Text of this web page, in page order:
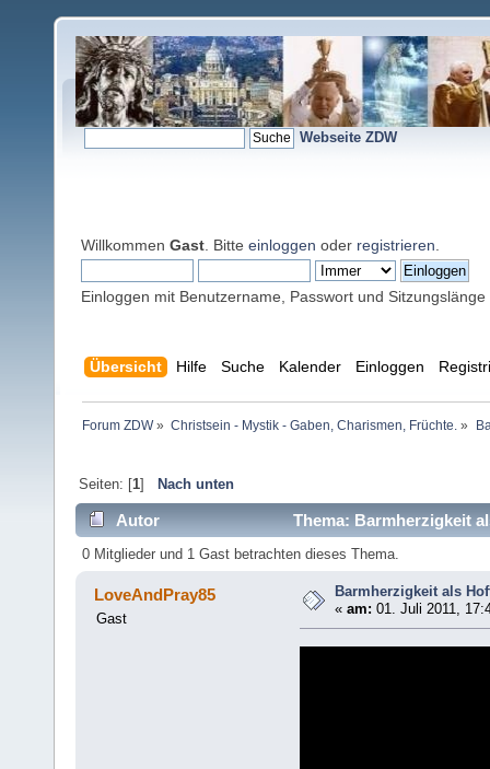
Webseite ZDW
Willkommen Gast . Bitte einloggen oder registrieren
Einloggen mit Benutzername, Passwort und Sitzungslänge
Übersicht Hilfe Suche Kalender Einloggen
Forum ZDW» Christsein - Mystik - Gaben, Charismen, Früchte. »
Seiten: [1] Nach unten
Autor Thema: Barmherzigkeit
0 Mitglieder und 1 Gast betrachten dieses Thema.
LoveAndPray85
Gast
Barmherzigkeit als
«am: 01. Juli 2011,